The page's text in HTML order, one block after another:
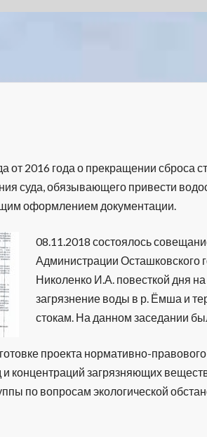
от 2016 года о прекращении сброса
суда, обязывающего привести
оформлением документации.
08.11.2018 состоялось
Администрации Осташковского
Николенко И.А. повесткой дня
загрязнение воды в р. Ёмша и
стокам. На данном заседании
проекта нормативно-
и концентраций загрязняющих
по вопросам экологической